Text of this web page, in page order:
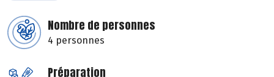
Nombre de personnes
4 personnes
Préparation